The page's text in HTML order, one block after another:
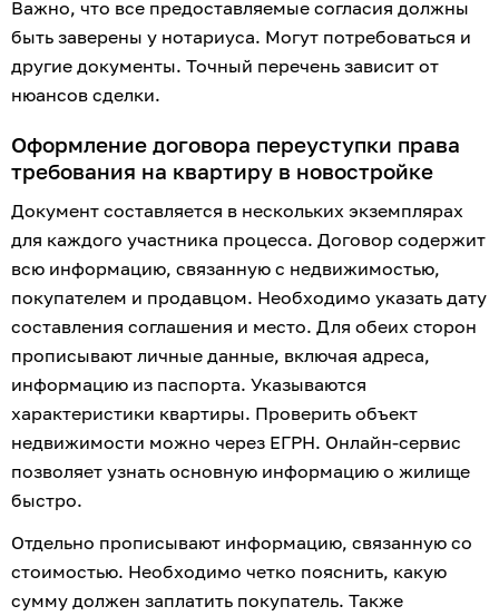
Важно, что все предоставляемые согласия должны
быть заверены у нотариуса. Могут потребоваться и
другие документы. Точный перечень зависит от
нюансов сделки.
Оформление договора переуступки права
требования на квартиру в новостройке
Документ составляется в нескольких экземплярах
для каждого участника процесса. Договор содержит
всю информацию, связанную с недвижимостью,
покупателем и продавцом. Необходимо указать дату
составления соглашения и место. Для обеих сторон
прописывают личные данные, включая адреса,
информацию из паспорта. Указываются
характеристики квартиры. Проверить объект
недвижимости можно через ЕГРН. Онлайн-сервис
позволяет узнать основную информацию о жилище
быстро.
Отдельно прописывают информацию, связанную со
стоимостью. Необходимо четко пояснить, какую
сумму должен заплатить покупатель. Также